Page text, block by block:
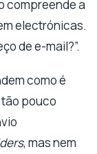
compreende a
electrónicas.
de e-mail?”.
como é
pouco
, mas nem